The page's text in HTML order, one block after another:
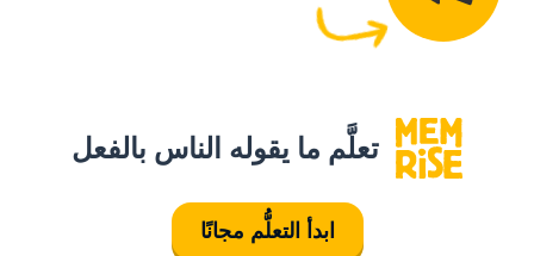
تعلَّم ما يقوله الناس بالفعل
ابدأ التعلُّم مجانًا